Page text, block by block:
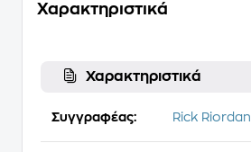
Χαρακτηριστικά
Χαρακτηριστικά
Συγγραφέας: Rick Riordan